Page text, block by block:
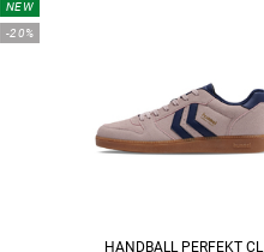
NEW
-20%
HANDBALL PERFEKT CL